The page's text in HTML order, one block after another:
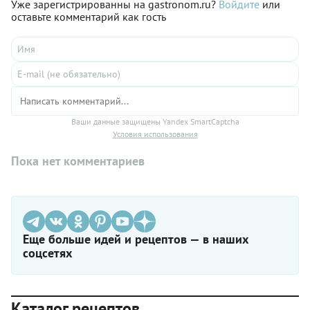
вкусными, хрустящими.
Уже зарегистрированны на gastronom.ru? Войдите или
оставьте комментарий как гость
Ваши данные защищены Yandex SmartCaptcha
Условия использования
Пока нет комментариев
Еще больше идей и рецептов — в наших
соцсетях